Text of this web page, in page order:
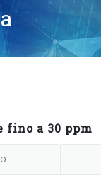
fino a 30 ppm